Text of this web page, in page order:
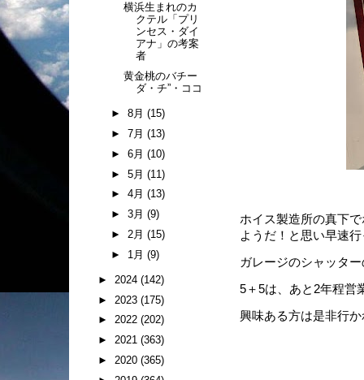
ホイス製造所の真下
ようだ！と思い早速
ガレージのシャッタ
5＋5は、あと2年程営
興味ある方は是非行
横浜生まれのカ
クテル「プリ
ンセス・ダイ
アナ」の考案
者
黄金桃のバチー
ダ・チ”・ココ
► 8月 (15)
► 7月 (13)
► 6月 (10)
► 5月 (11)
► 4月 (13)
► 3月 (9)
► 2月 (15)
► 1月 (9)
► 2024 (142)
► 2023 (175)
► 2022 (202)
► 2021 (363)
► 2020 (365)